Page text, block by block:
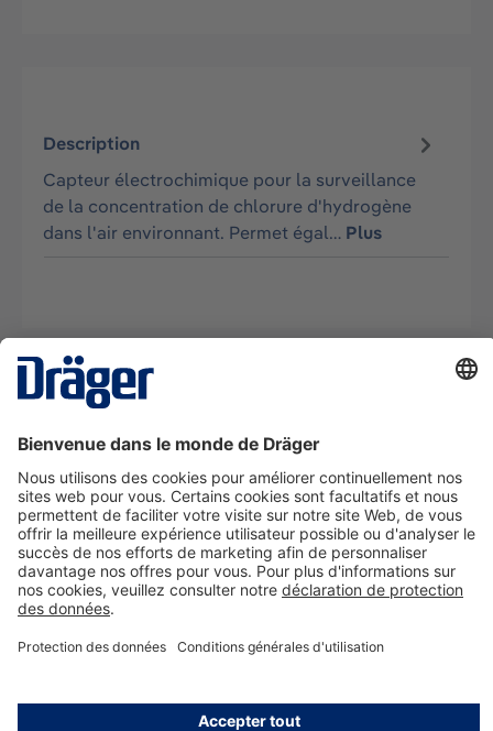
Description
Capteur électrochimique pour la surveillance
de la concentration de chlorure d'hydrogène
dans l'air environnant. Permet égal… Plus
La technologie
Nous contacter
A propos de Dräger
Informations